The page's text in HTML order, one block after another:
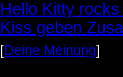
Hello Kitty
Kiss geben
[Deine Meinung]